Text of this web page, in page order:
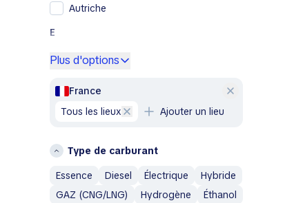
Subaru
Volvo
A
Abarth
Alfa Romeo
AMC
Aston Martin
Autriche
E
Espagne
France
Plus d'options
France
tous les lieux
Ajouter un lieu
Type de carburant
Essence
Diesel Électrique
Hybride
GAZ (CNG/LNG)
Hydrogène
Éthanol